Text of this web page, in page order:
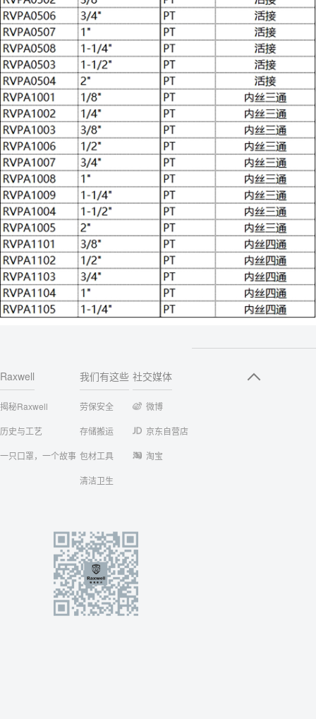
Raxwell
揭秘Raxwell
历史与工艺
一只口罩，一个故事
我们有这些
劳保安全
存储搬运
包材工具
清洁卫生
社交媒体
微博
京东自营店
淘宝